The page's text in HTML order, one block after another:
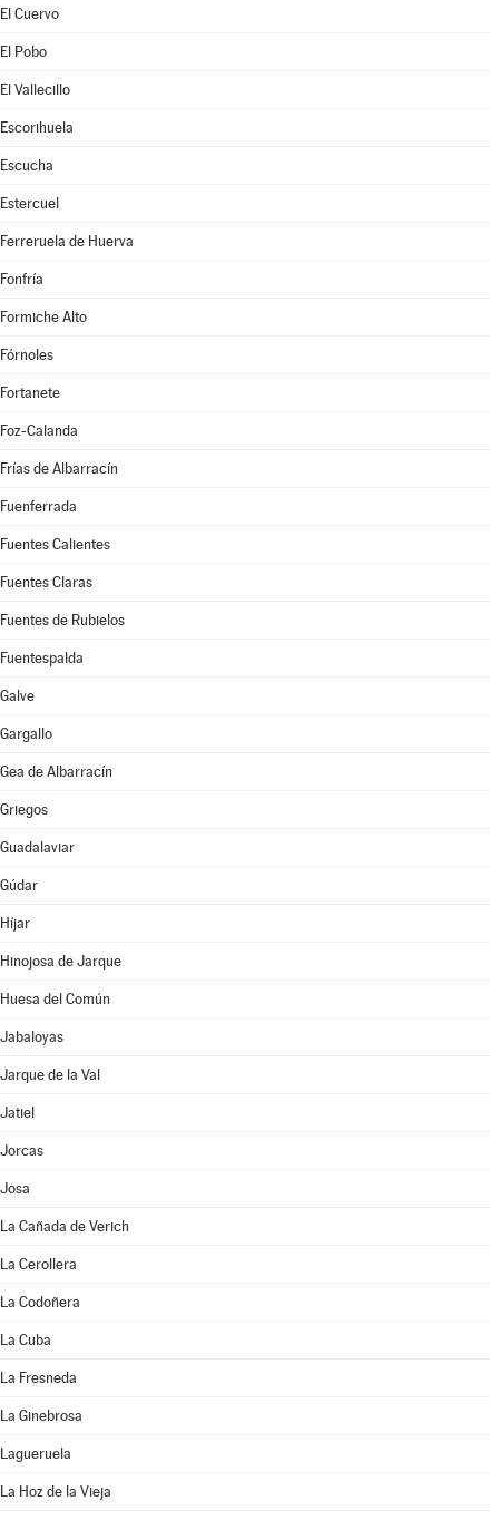
El Cuervo
El Pobo
El Vallecillo
Escorihuela
Escucha
Estercuel
Ferreruela de Huerva
Fonfría
Formiche Alto
Fórnoles
Fortanete
Foz-Calanda
Frías de Albarracín
Fuenferrada
Fuentes Calientes
Fuentes Claras
Fuentes de Rubielos
Fuentespalda
Galve
Gargallo
Gea de Albarracín
Griegos
Guadalaviar
Gúdar
Híjar
Hinojosa de Jarque
Huesa del Común
Jabaloyas
Jarque de la Val
Jatiel
Jorcas
Josa
La Cañada de Verich
La Cerollera
La Codoñera
La Cuba
La Fresneda
La Ginebrosa
Lagueruela
La Hoz de la Vieja